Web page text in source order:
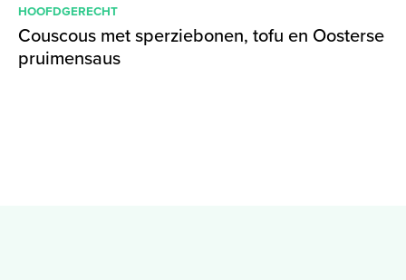
HOOFDGERECHT
Couscous met sperziebonen, tofu en Oosterse
pruimensaus